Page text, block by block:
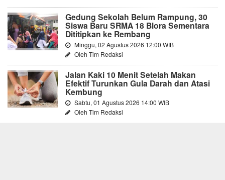
Gedung Sekolah Belum Rampung, 30
Siswa Baru SRMA 18 Blora Sementara
Dititipkan ke Rembang
Minggu, 02 Agustus 2026 12:00 WIB
Oleh Tim Redaksi
Jalan Kaki 10 Menit Setelah Makan
Efektif Turunkan Gula Darah dan Atasi
Kembung
Sabtu, 01 Agustus 2026 14:00 WIB
Oleh Tim Redaksi